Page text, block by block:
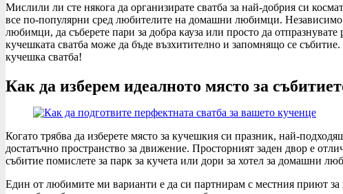
Мислили ли сте някога да организирате сватба за най-добрия си
все по-популярни сред любителите на домашни любимци. Независимо
любимци, да съберете пари за добра кауза или просто да
кучешката сватба може да бъде възхитително и запомнящо се
кучешка сватба!
Как да изберем идеалното място за
Когато трябва да изберете място за кучешкия си празник, най-
достатъчно пространство за движение. Просторният заден двор е
събитие помислете за парк за кучета или дори за хотел за домашни
Един от любимите ми варианти е да си партнирам с местния приют